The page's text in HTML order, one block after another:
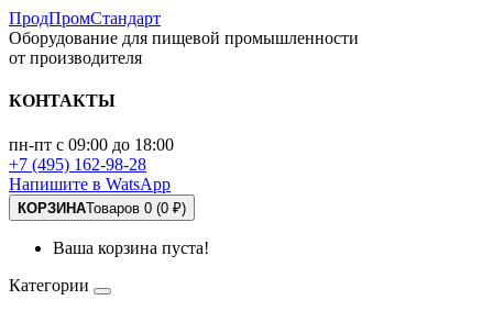
ПродПромСтандарт
Оборудование для пищевой промышленности
от производителя
КОНТАКТЫ
пн-пт с 09:00 до 18:00
+7 (495) 162-98-28
Напишите в WatsApp
КОРЗИНАТоваров 0 (0 ₽)
Ваша корзина пуста!
Категории